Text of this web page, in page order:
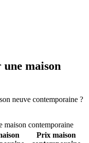
maison
neuve contemporaine ?
maison contemporaine
Prix maison